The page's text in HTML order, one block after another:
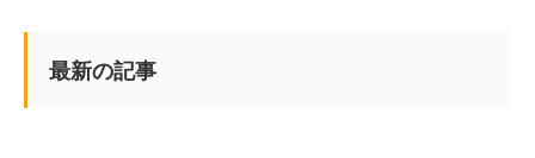
最新の記事